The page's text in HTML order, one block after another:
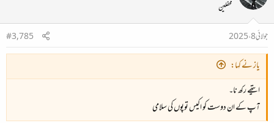
محفلین
جولائی 8، 2025
#3,785
یاز نے کہا:
ایتھے رکھ نا۔
آپ کے ان دوست کو اکیس توپوں کی سلامی